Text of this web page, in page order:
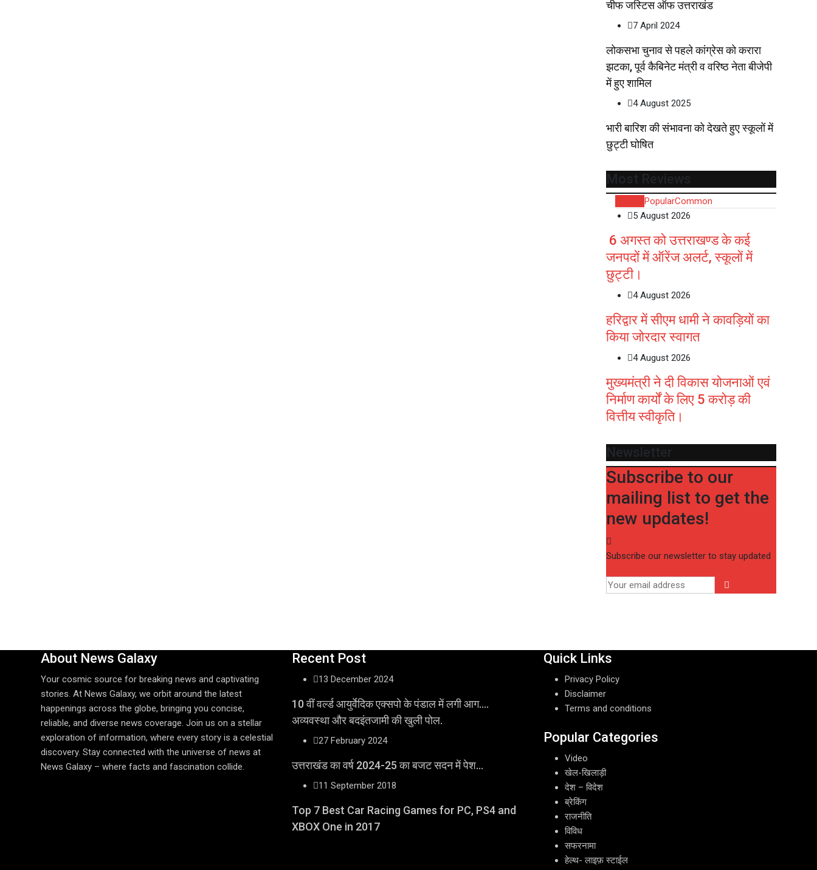
चीफ जस्टिस ऑफ उत्तराखंड
7 April 2024
लोकसभा चुनाव से पहले कांग्रेस को करारा
झटका, पूर्व कैबिनेट मंत्री व वरिष्ठ नेता बीजेपी
में हुए शामिल
4 August 2025
भारी बारिश की संभावना को देखते हुए स्कूलों में
छुट्टी घोषित
Most Reviews
PopularCommon
5 August 2026
6 अगस्त को उत्तराखण्ड के कई
जनपदों में ऑरेंज अलर्ट, स्कूलों में
छुट्टी।
4 August 2026
हरिद्वार में सीएम धामी ने कावड़ियों का
किया जोरदार स्वागत
4 August 2026
मुख्यमंत्री ने दी विकास योजनाओं एवं
निर्माण कार्यों के लिए 5 करोड़ की
वित्तीय स्वीकृति।
Newsletter
Subscribe to our
mailing list to get the
new updates!
Subscribe our newsletter to stay updated
About News Galaxy
Your cosmic source for breaking news and captivating
stories. At News Galaxy, we orbit around the latest
happenings across the globe, bringing you concise,
reliable, and diverse news coverage. Join us on a stellar
exploration of information, where every story is a celestial
discovery. Stay connected with the universe of news at
News Galaxy – where facts and fascination collide.
Recent Post
13 December 2024
10 वीं वर्ल्ड आयुर्वेदिक एक्सपो के पंडाल में लगी आग….
अव्यवस्था और बदइंतजामी की खुली पोल.
27 February 2024
उत्तराखंड का वर्ष 2024-25 का बजट सदन में पेश…
11 September 2018
Top 7 Best Car Racing Games for PC, PS4 and
XBOX One in 2017
Quick Links
Privacy Policy
Disclaimer
Terms and conditions
Popular Categories
Video
खेल-खिलाड़ी
देश – विदेश
ब्रेकिंग
राजनीति
विविध
सफरनामा
हेल्थ- लाइफ़ स्टाईल